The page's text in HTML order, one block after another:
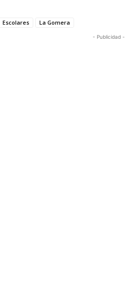
Escolares La Gomera
- Publicidad -